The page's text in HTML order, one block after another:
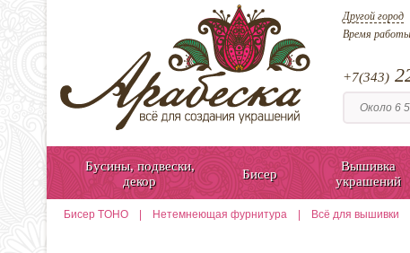
Другой город
Время
+7(343)
Бусины, подвески,
декор
Бисер
Вышивка
украшений
Бисер TOHO Нетемнеющая фурнитура Всё для вышивки